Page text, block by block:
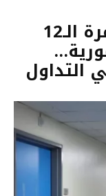
مجلس النواب يفشل للمرة الـ12
التداول